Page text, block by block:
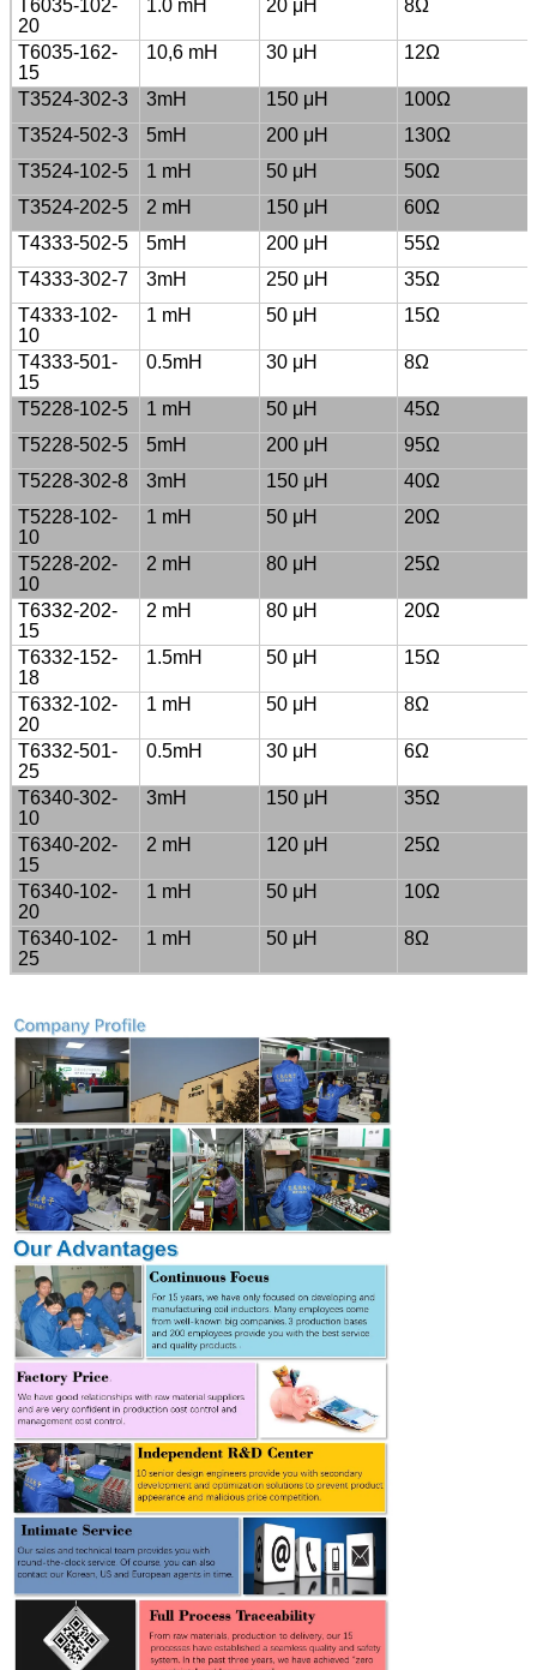
T6035-102-
20
1.0 mH 20 μH 8Ω
T6035-162-
15
10,6 mH 30 μH 12Ω
T3524-302-3 3mH 150 μH
100Ω
T3524-502-3
5mH 200 μH
130Ω
T3524-102-5
1 mH 50 μH
50Ω
T3524-202-5
2 mH 150 μH
60Ω
T4333-502-5
5mH 200 μH
55Ω
T4333-302-7
3mH 250 μH
35Ω
T4333-102-
10
1 mH 50 μH 15Ω
T4333-501-
15
0.5mH 30 μH 8Ω
T5228-102-5 1 mH 50 μH
45Ω
T5228-502-5
5mH 200 μH
95Ω
T5228-302-8
3mH 150 μH
40Ω
T5228-102-
10
1 mH 50 μH 20Ω
T5228-202-
10
2 mH 80 μH 25Ω
T6332-202-
15
2 mH 80 μH 20Ω
T6332-152-
18
1.5mH 50 μH 15Ω
T6332-102-
20
1 mH 50 μH 8Ω
T6332-501-
25
0.5mH 30 μH 6Ω
T6340-302-
10
3mH 150 μH 35Ω
T6340-202-
15
2 mH 120 μH 25Ω
T6340-102-
20
1 mH 50 μH 10Ω
T6340-102-
25
1 mH 50 μH 8Ω